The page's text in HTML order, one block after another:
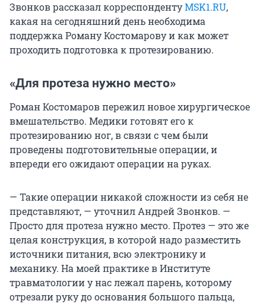
Звонков рассказал корреспондентуMSK1.RU,
какая на сегодняшний день необходима
поддержка Роману Костомарову и как может
проходить подготовка к протезированию.
«Для протеза нужно место»
Роман Костомаров пережил новое хирургическое
вмешательство. Медики готовят его к
протезированию ног, в связи с чем были
проведены подготовительные операции, и
впереди его ожидают операции на руках.
— Такие операции никакой сложности из себя не
представляют, — уточнил Андрей Звонков. —
Просто для протеза нужно место. Протез — это же
целая конструкция, в которой надо разместить
источники питания, всю электронику и
механику. На моей практике в Институте
травматологии у нас лежал парень, которому
отрезали руку до основания большого пальца,